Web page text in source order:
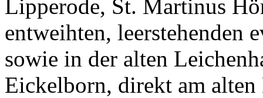
Lipperode, St. Martinus
entweihten, leerstehenden
sowie in der alten
Eickelborn, direkt am